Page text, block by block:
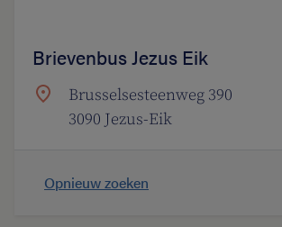
Brievenbus Jezus Eik
Brusselsesteenweg 390
3090 Jezus-Eik
Opnieuw zoeken